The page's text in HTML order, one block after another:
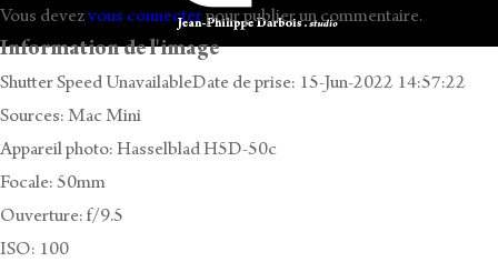
Vous devezvous connecterpour publier un commentaire.
Information de l'image
Shutter Speed UnavailableDate de prise: 15-Jun-2022 14:57:22
Sources: Mac Mini
Appareil photo: Hasselblad H5D-50c
Focale: 50mm
Ouverture: f/9.5
ISO: 100